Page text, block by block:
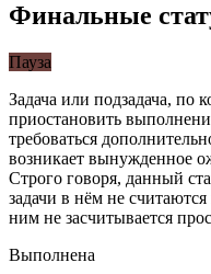
Финальные
Пауза
Задача или подзадача, по
приостановить
требоваться
возникает вынужденное
Строго говоря, данный
задачи в нём не
ним не засчитывается
Выполнена